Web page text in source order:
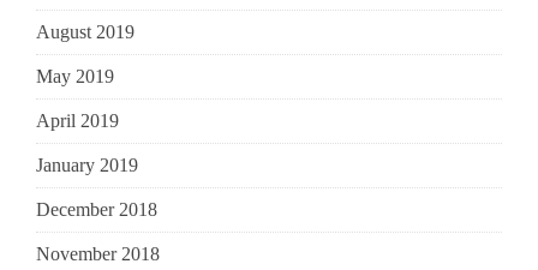
August 2019
May 2019
April 2019
January 2019
December 2018
November 2018